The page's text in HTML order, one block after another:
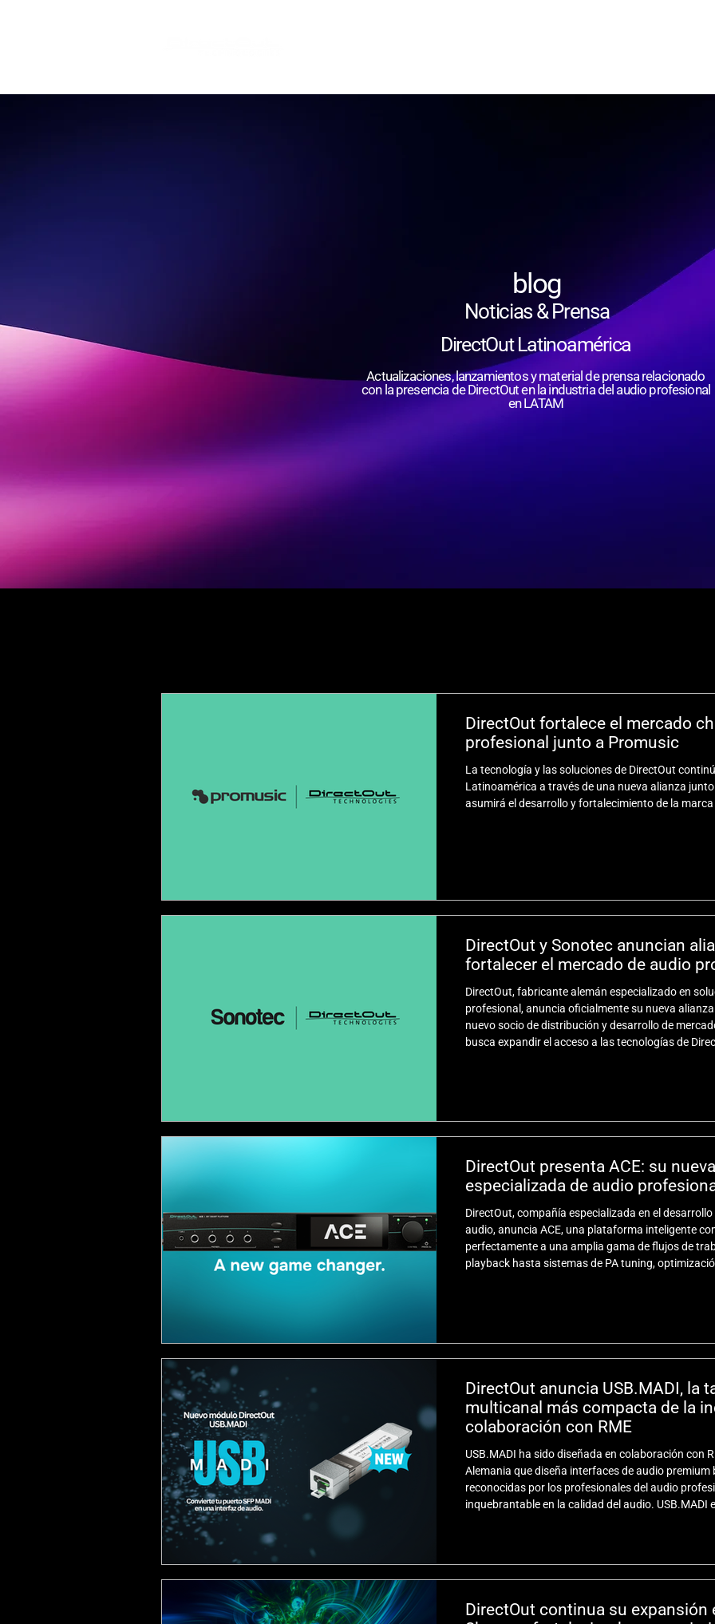
DirectOut Latinoamérica
blog
Noticias & Prensa
Actualizaciones, lanzamientos y material de prensa relacionado
con la presencia de DirectOut en la industria del audio profesional
en LATAM
DirectOut fortalece el mercado
profesional junto a Promusic
La tecnología y las soluciones de DirectOut
Latinoamérica a través de una nueva alianza
asumirá el desarrollo y fortalecimiento de la
DirectOut y Sonotec anuncian
fortalecer el mercado de audio
DirectOut, fabricante alemán especializado en
profesional, anuncia oficialmente su nueva
nuevo socio de distribución y desarrollo de
busca expandir el acceso a las tecnologías de
DirectOut presenta ACE: su
especializada de audio
DirectOut, compañía especializada en el
audio, anuncia ACE, una plataforma inteligente
perfectamente a una amplia gama de flujos de
playback hasta sistemas de PA tuning,
DirectOut anuncia USB.MADI, la
multicanal más compacta de la
colaboración con RME
USB.MADI ha sido diseñada en colaboración con
Alemania que diseña interfaces de audio
reconocidas por los profesionales del audio
inquebrantable en la calidad del audio. USB.MADI
DirectOut continua su expansión